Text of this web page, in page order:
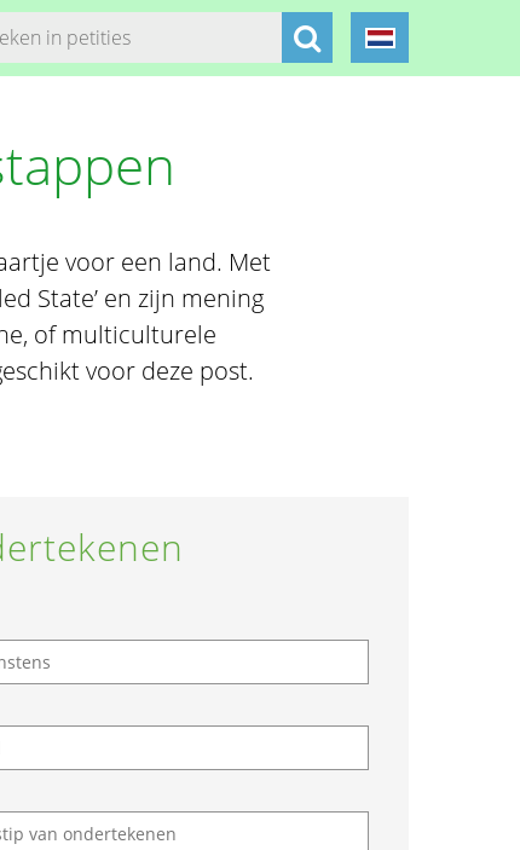
voor een land. Met
State’ en zijn mening
of multiculturele
voor deze post.